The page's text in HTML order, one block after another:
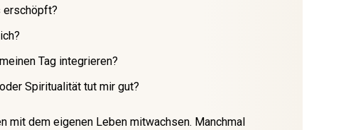
erschöpft?
Tag integrieren?
Spiritualität tut mir gut?
mit dem eigenen Leben mitwachsen. Manchmal